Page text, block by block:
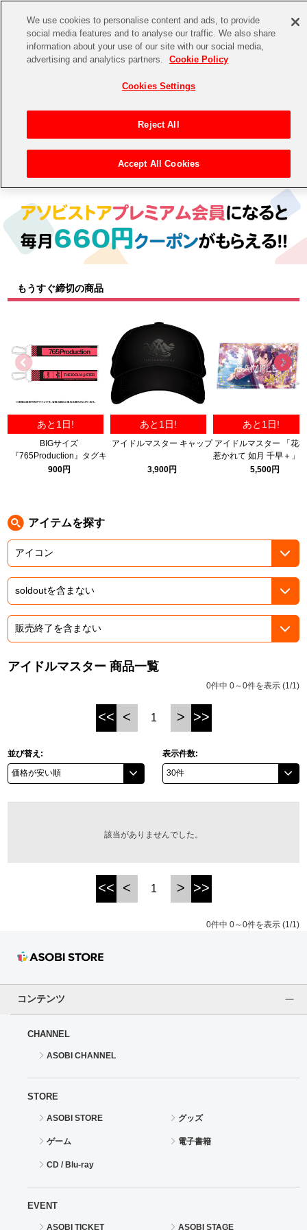
CHANNEL STORE EVENT
ゲーム 電子書籍
EVENT
ASOBI STAGE
その他先行受付
プレミアム会員とは
アイドルマスターシリーズ
アイドルマスター
アイドルマスター ミリオンライブ！
アイドルマスター SideM
学園アイドルマスター
プロジェクトアイマス ヴイアライヴ
テイルズ オブ シリーズ
太鼓の達人
パックマン
ナムコクラシック
ガンダムシリーズ
ドラゴンボール
ラブライブ！シリーズ
ラブライブ！虹ヶ咲学園スクールアイドル同好会
ラブライブ！スーパースター!!
アイドリッシュセブン
イベントグッズ
トイ・ホビー
アイドルマスター シリーズ> アイドルマスター
もうすぐ締切の商品
あと1日!
BIGサイズ
『765Production』タグキ
ーホルダー
900円
あと1日!
アイドルマスター キャップ
3,900円
あと1日!
アイドルマスター 「花
惹かれて 如月 千早＋」
リルパネル B
5,500円
アイテムを探す
アイドルマスター 商品一覧
0件中 0～0件を表示 (1/1)
<< < 1 > >>
並び替え: 表示件数:
該当がありませんでした。
<< < 1 > >>
0件中 0～0件を表示 (1/1)
コンテンツ
CHANNEL
ASOBI CHANNEL
STORE
ASOBI STORE グッズ
ゲーム 電子書籍
CD / Blu-ray
EVENT
ASOBI TICKET ASOBI STAGE
We use cookies to personalise content and ads, to provide
social media features and to analyse our traffic. We also share
information about your use of our site with our social media,
advertising and analytics partners.
Cookie Policy
Cookies Settings
Reject All
Accept All Cookies